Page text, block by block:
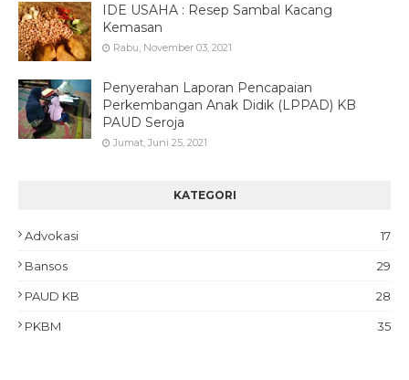
IDE USAHA : Resep Sambal Kacang
Kemasan
Rabu, November 03, 2021
Penyerahan Laporan Pencapaian
Perkembangan Anak Didik (LPPAD) KB
PAUD Seroja
Jumat, Juni 25, 2021
KATEGORI
Advokasi 17
Bansos 29
PAUD KB 28
PKBM 35